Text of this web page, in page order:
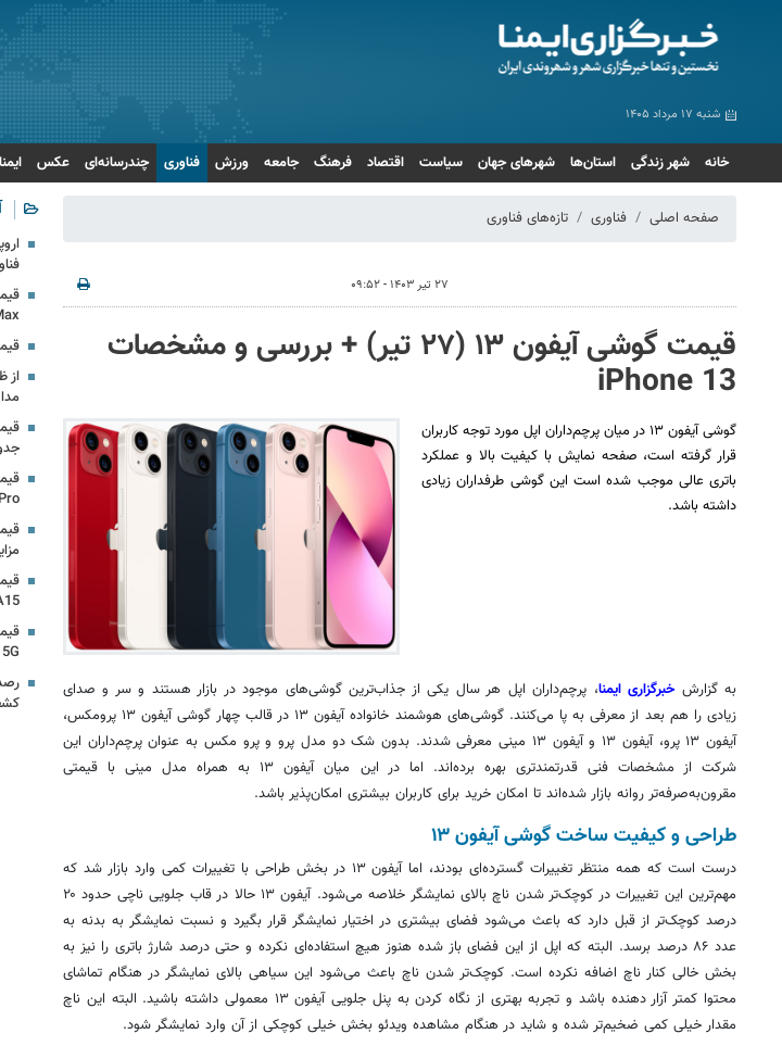
شنبه ۱۷ مرداد ۱۴۰۵
خانه شهر زندگی استان‌ها شهرهای جهان سیاست اقتصاد فرهنگ جامعه ورزش فناوری چندرسانه‌ای عکس
صفحه اصلی فناوری تازه‌های فناوری
۲۷ تیر ۱۴۰۳ - ۰۹:۵۲
قیمت گوشی آیفون ۱۳ (۲۷ تیر) + بررسی و مشخصات
iPhone 13
گوشی آیفون ۱۳ در میان پرچم‌داران اپل مورد توجه کاربران
قرار گرفته است، صفحه نمایش با کیفیت بالا و عملکرد
باتری عالی موجب شده است این گوشی طرفداران زیادی
داشته باشد.
به گزارش خبرگزاری ایمنا، پرچم‌داران اپل هر سال یکی از جذاب‌ترینگوشی‌های موجود در بازار هستند و سر و صدای
زیادی را هم بعد از معرفی به پا می‌کنند. گوشی‌های هوشمند خانواده آیفون ۱۳ در قالب چهار گوشی آیفون ۱۳
پرومکس،
آیفون ۱۳ پرو، آیفون ۱۳ و آیفون ۱۳
مینیمعرفی شدند. بدون شک دو مدل پرو و پرو مکس به عنوان پرچم‌داران این
شرکت از مشخصات فنی قدرتمندتری بهره برده‌اند. اما در این میان آیفون ۱۳ به همراه مدل
مینیبا قیمتی
مقرون‌به‌صرفه‌تر روانه بازار شده‌اند تا امکان خرید برای کاربران بیشتری امکان‌پذیر باشد.
طراحی و کیفیت ساخت گوشی آیفون ۱۳
درست است که همه منتظر تغییرات گسترده‌ای بودند، اما آیفون ۱۳ در بخش طراحی با تغییرات کمی وارد بازار شد که
مهم‌ترین این تغییرات در کوچک‌تر شدن ناچبالای نمایشگر خلاصه می‌شود. آیفون ۱۳ حالا در قاب جلویی ناچی
حدود ۲۰
درصد کوچک‌تر از قبل دارد که باعث می‌شود فضای بیشتری در اختیار نمایشگر قرار بگیرد و نسبت نمایشگر به بدنه به
عدد ۸۶ درصد برسد. البته که اپل از این فضای باز شده هنوز هیچ استفاده‌ای نکرده و حتی درصد شارژ باتری را نیز به
بخش خالی کنار ناچ اضافه نکرده است. کوچک‌تر شدن ناچ باعث می‌شود این سیاهی بالای نمایشگر در هنگام تماشای
محتوا کمتر آزار دهنده باشد و تجربه بهتری از نگاه کردن بهپنل جلویی آیفون ۱۳ معمولی داشته باشید. البته این
ناچ
مقدار خیلی کمی ضخیم‌تر شده و شاید در هنگام مشاهده ویدئو بخش خیلی کوچکی از آن وارد نمایشگر شود.
قیمت
از
Pro